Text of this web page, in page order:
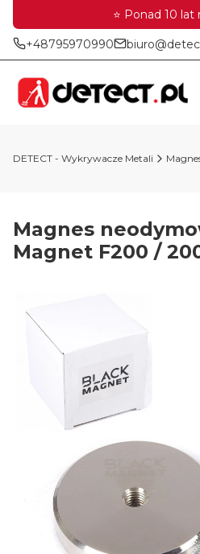
⭐ Ponad 10 lat
+48795970990
DETECT - Wykrywacze Metali
Magnes
Magnet F200 /